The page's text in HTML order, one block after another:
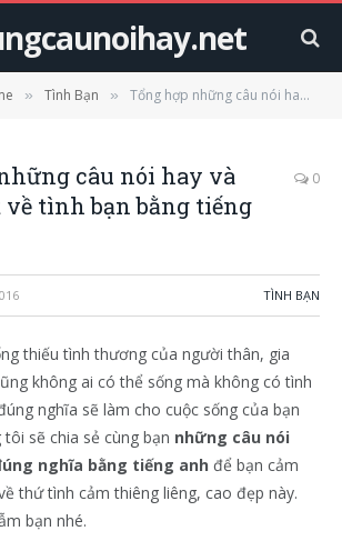
» Tình Bạn » Tổng hợp những câu nói hay và đúng nhất về tình bạn bằng tiếng anh
câu nói hay và
tình bạn bằng tiếng
0
TÌNH BẠN
thiếu tình thương của người thân, gia
không ai có thể sống mà không có tình
nghĩa sẽ làm cho cuộc sống của bạn
sẽ chia sẻ cùng bạn những câu nói
nghĩa bằng tiếng anh để bạn cảm
thứ tình cảm thiêng liêng, cao đẹp này.
bạn nhé.